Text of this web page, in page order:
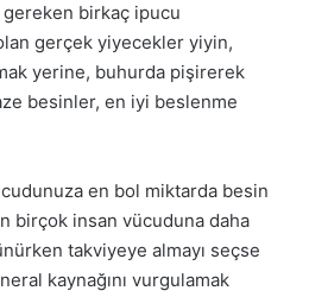
birkaç ipucu
gerçek yiyecekler yiyin,
yerine, buhurda pişirerek
besinler, en iyi beslenme
en bol miktarda besin
birçok insan vücuduna daha
takviyeye almayı seçse
kaynağını vurgulamak